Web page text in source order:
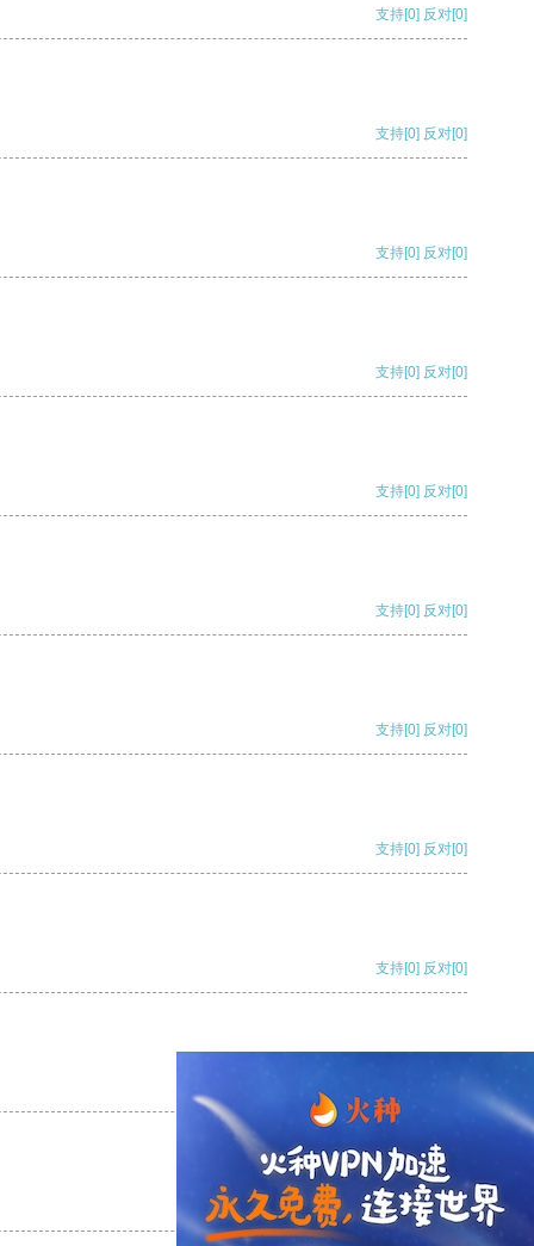
支持[0] 反对[0]
支持[0] 反对[0]
支持[0] 反对[0]
支持[0] 反对[0]
支持[0] 反对[0]
支持[0] 反对[0]
支持[0] 反对[0]
支持[0] 反对[0]
支持[0] 反对[0]
支持 [0] 反对[0]